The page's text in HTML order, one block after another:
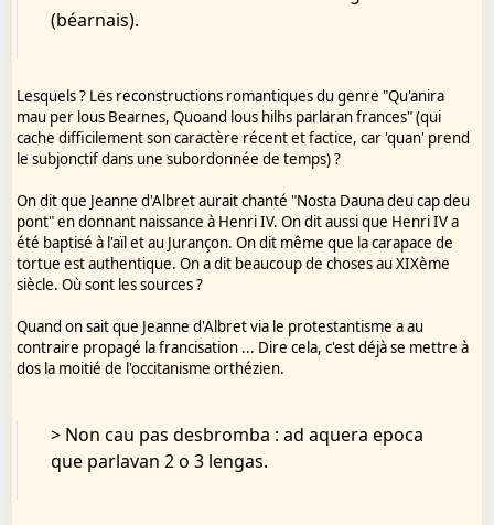
(béarnais).
Lesquels ? Les reconstructions romantiques du genre "Qu'anira
mau per lous Bearnes, Quoand lous hilhs parlaran frances" (qui
cache difficilement son caractère récent et factice, car 'quan' prend
le subjonctif dans une subordonnée de temps) ?
On dit que Jeanne d'Albret aurait chanté "Nosta Dauna deu cap deu
pont" en donnant naissance à Henri IV. On dit aussi que Henri IV a
été baptisé à l'aïl et au Jurançon. On dit même que la carapace de
tortue est authentique. On a dit beaucoup de choses au XIXème
siècle. Où sont les sources ?
Quand on sait que Jeanne d'Albret via le protestantisme a au
contraire propagé la francisation ... Dire cela, c'est déjà se mettre à
dos la moitié de l'occitanisme orthézien.
> Non cau pas desbromba : ad aquera epoca
que parlavan 2 o 3 lengas.